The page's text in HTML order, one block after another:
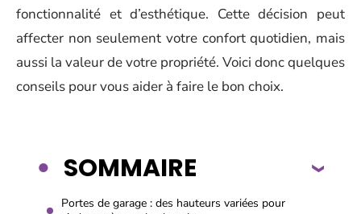
fonctionnalité et d’esthétique. Cette décision peut
affecter non seulement votre confort quotidien, mais
aussi la valeur de votre propriété. Voici donc quelques
conseils pour vous aider à faire le bon choix.
SOMMAIRE
Portes de garage : des hauteurs variées pour